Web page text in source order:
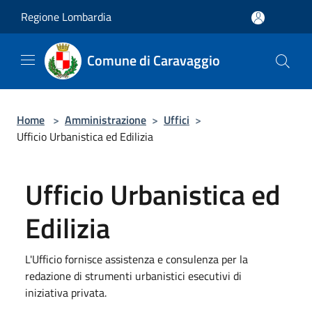
Regione Lombardia
Comune di Caravaggio
Home > Amministrazione > Uffici >
Ufficio Urbanistica ed Edilizia
Ufficio Urbanistica ed
Edilizia
L'Ufficio fornisce assistenza e consulenza per la
redazione di strumenti urbanistici esecutivi di
iniziativa privata.